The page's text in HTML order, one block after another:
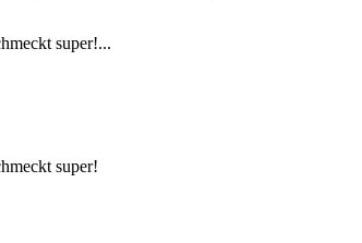
super!...
super!